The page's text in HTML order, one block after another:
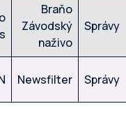
Braňo
Závodský
naživo
Správy
Newsfilter Správy